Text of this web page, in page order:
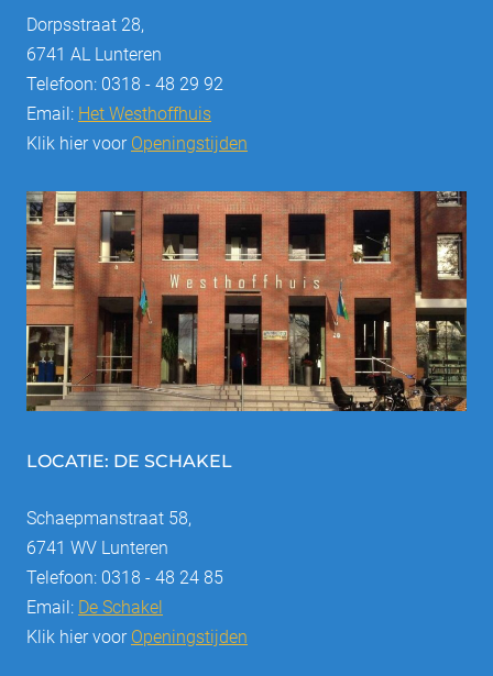
Dorpsstraat 28,
6741 AL Lunteren
Telefoon: 0318 - 48 29 92
Email: Het Westhoffhuis
Klik hier voor Openingstijden
LOCATIE: DE SCHAKEL
Schaepmanstraat 58,
6741 WV Lunteren
Telefoon: 0318 - 48 24 85
Email: De Schakel
Klik hier voor Openingstijden